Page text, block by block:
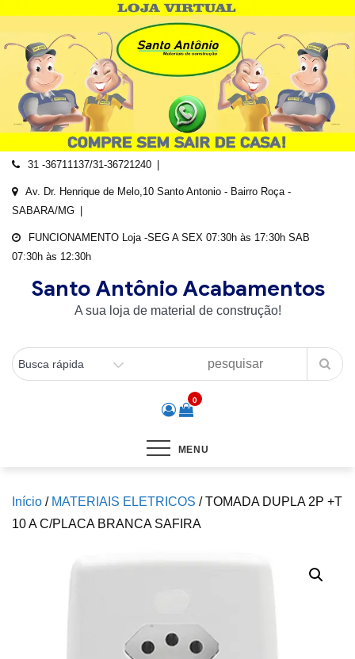
content
31 -36711137/31-36721240
Av. Dr. Henrique de Melo,10 Santo Antonio - Bairro Roça -
SABARA/MG
FUNCIONAMENTO Loja -SEG A SEX 07:30h às 17:30h SAB
07:30h às 12:30h
Santo Antônio Acabamentos
A sua loja de material de construção!
0
MENU
Início / MATERIAIS ELETRICOS / TOMADA DUPLA 2P +T
10 A C/PLACA BRANCA SAFIRA